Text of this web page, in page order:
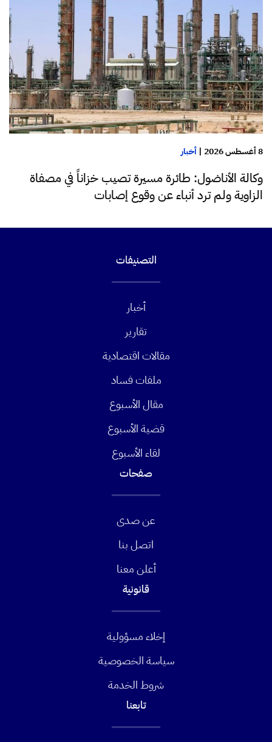
8 أغسطس 2026 | أخبار
وكالة الأناضول: طائرة مسيرة تصيب خزاناً في مصفاة
الزاوية ولم ترد أنباء عن وقوع إصابات
التصنيفات
أخبار
تقارير
مقالات اقتصادية
ملفات فساد
مقال الأسبوع
قضية الأسبوع
لقاء الأسبوع
صفحات
عن صدى
اتصل بنا
أعلن معنا
قانونية
إخلاء مسؤولية
سياسة الخصوصية
شروط الخدمة
تابعنا